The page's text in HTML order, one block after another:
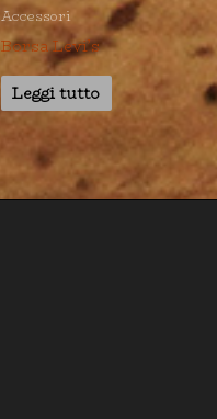
Accessori
Borsa Levi’s
Leggi tutto